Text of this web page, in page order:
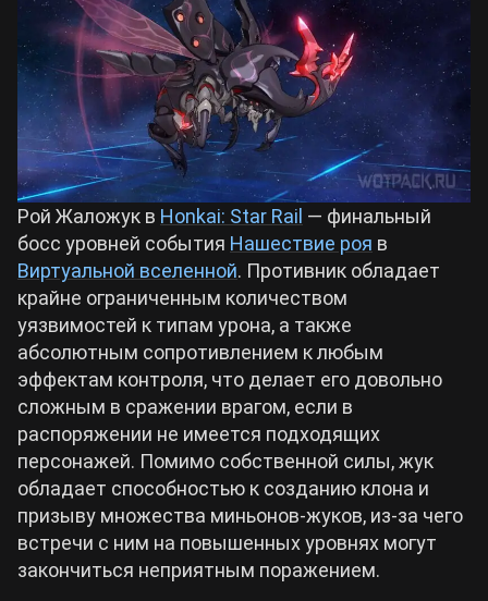
Crimson Desert
Zenless Zone Zero
Kingdom Come: Deliverance 2
Path of Exile 2
Wuthering Waves
Roblox
Hogwarts Legacy
Cyberpunk 2077
Билды Arknights: Endfield
Билды Wuthering Waves
Билды Cyberpunk 2077
Билды Path of Exile 2
Рой Жаложук в Honkai: Star Rail — финальный
босс уровней события Нашествие роя в
Виртуальной вселенной. Противник обладает
крайне ограниченным количеством
уязвимостей к типам урона, а также
абсолютным сопротивлением к любым
эффектам контроля, что делает его довольно
сложным в сражении врагом, если в
распоряжении не имеется подходящих
персонажей. Помимо собственной силы, жук
обладает способностью к созданию клона и
призыву множества миньонов-жуков, из-за чего
встречи с ним на повышенных уровнях могут
закончиться неприятным поражением.